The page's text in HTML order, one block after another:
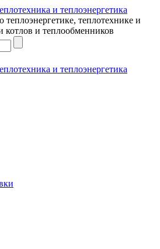
теплотехнике и
котлов и теплообменников